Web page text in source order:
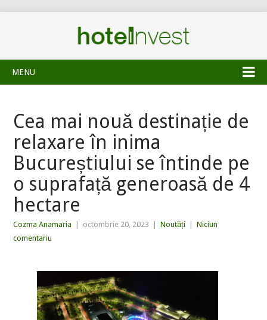
MENU
Cea mai nouă destinație de
relaxare în inima
Bucureștiului se întinde pe
o suprafață generoasă de 4
hectare
Cozma Anamaria octombrie 20, 2023 Noutăți
Niciun
comentariu